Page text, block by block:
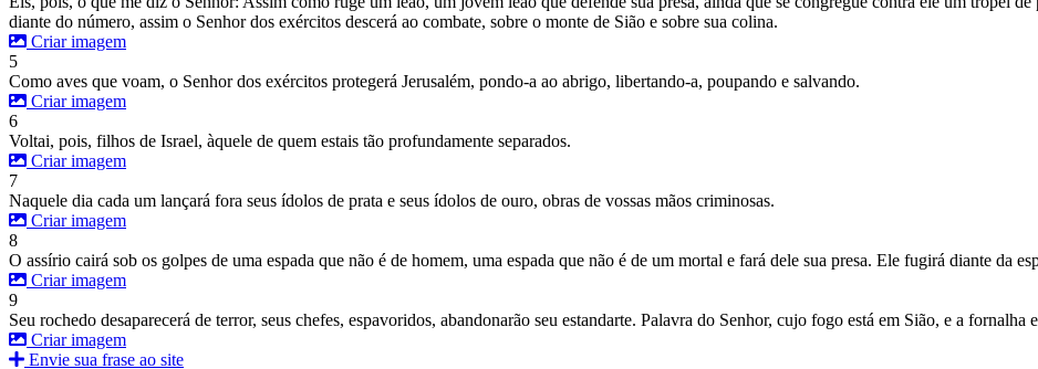
diante do número, assim o Senhor dos exércitos descerá ao combate, sobre o monte de Sião e sobre sua colina.
Criar imagem
5
Como aves que voam, o Senhor dos exércitos protegerá Jerusalém, pondo-a ao abrigo, libertando-a, poupando e salvando.
Criar imagem
6
Voltai, pois, filhos de Israel, àquele de quem estais tão profundamente separados.
Criar imagem
7
Naquele dia cada um lançará fora seus ídolos de prata e seus ídolos de ouro, obras de vossas mãos criminosas.
Criar imagem
8
O assírio cairá sob os golpes de uma espada que não é de homem, uma espada que não é de um mortal e fará dele sua presa. Ele fugirá diante da
Criar imagem
9
Seu rochedo desaparecerá de terror, seus chefes, espavoridos, abandonarão seu estandarte. Palavra do Senhor, cujo fogo está em Sião, e a fornalha
Criar imagem
Envie sua frase ao site